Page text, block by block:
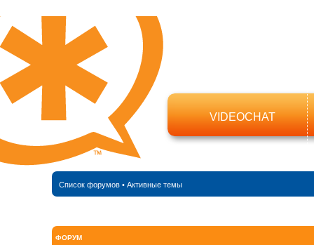
VIDEOCHAT
Список форумов• Активные темы
ФОРУМ